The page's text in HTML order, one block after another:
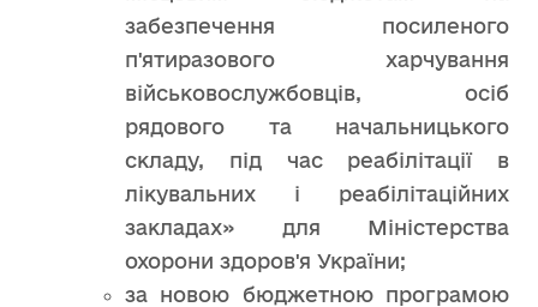
забезпечення посиленого
п'ятиразового харчування
військовослужбовців, осіб
рядового та начальницького
складу, під час реабілітації в
лікувальних і реабілітаційних
закладах» для Міністерства
охорони здоров'я України;
за новою бюджетною програмою